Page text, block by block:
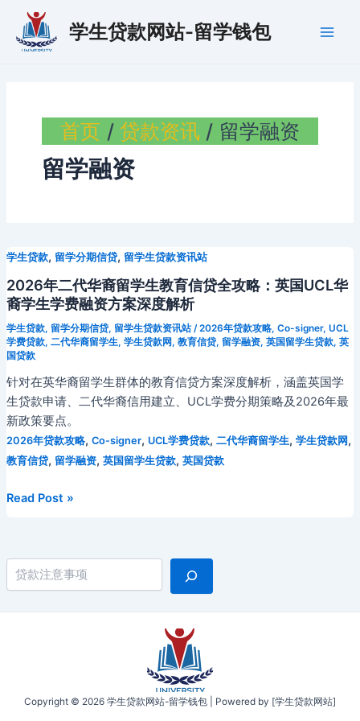
学生贷款网站-留学钱包
搜索
首页 贷款资讯 留学融资
留学融资
学生贷款, 留学分期信贷, 留学生贷款资讯站
2026年二代华裔留学生教育信贷全攻略：英国UCL华
裔学生学费融资方案深度解析
学生贷款, 留学分期信贷, 留学生贷款资讯站/2026年贷款攻略, Co-signer, UCL
学费贷款, 二代华裔留学生, 学生贷款网 , 教育信贷, 留学融资, 英国留学生贷款, 英
国贷款
针对在英华裔留学生群体的教育信贷方案深度解析，涵盖英国学
生贷款申请、二代华裔信用建立、UCL学费分期策略及2026年最
新政策要点。
2026年贷款攻略, Co-signer, UCL学费贷款, 二代华裔留学生, 学生贷款网,
教育信贷, 留学融资, 英国留学生贷款, 英国贷款
2026
代
华
裔
Read Post »
Copyright © 2026 学生贷款网站-留学钱包 | Powered by [学生贷款网站]